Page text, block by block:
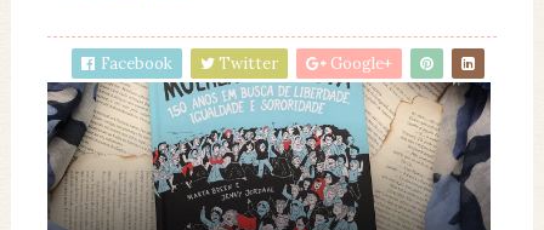
Facebook Twitter Google+